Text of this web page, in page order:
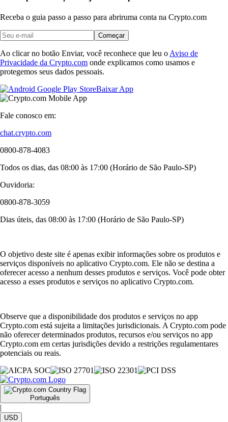
Receba o guia passo a passo para abriruma conta na Crypto.com
Começar
Ao clicar no botão Enviar, você reconhece que leu o Aviso de
Privacidade da Crypto.com onde explicamos como usamos e
protegemos seus dados pessoais.
Baixar App
Fale conosco em:
chat.crypto.com
0800-878-4083
Todos os dias, das 08:00 às 17:00 (Horário de São Paulo-SP)
Ouvidoria:
0800-878-3059
Dias úteis, das 08:00 às 17:00 (Horário de São Paulo-SP)
O objetivo deste site é apenas exibir informações sobre os produtos e
serviços disponíveis no aplicativo Crypto.com. Ele não se destina a
oferecer acesso a nenhum desses produtos e serviços. Você pode obter
acesso a esses produtos e serviços no aplicativo Crypto.com.
Observe que a disponibilidade dos produtos e serviços no app
Crypto.com está sujeita a limitações jurisdicionais. A Crypto.com pode
não oferecer determinados produtos, recursos e/ou serviços no app
Crypto.com em certas jurisdições devido a restrições regulamentares
potenciais ou reais.
Português
|
USD